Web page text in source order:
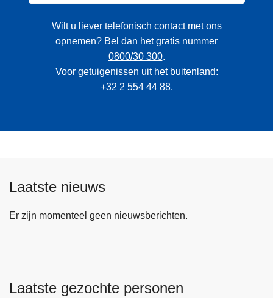
Wilt u liever telefonisch contact met ons
opnemen? Bel dan het gratis nummer
0800/30 300.
Voor getuigenissen uit het buitenland:
+32 2 554 44 88.
Laatste nieuws
Er zijn momenteel geen nieuwsberichten.
Laatste gezochte personen